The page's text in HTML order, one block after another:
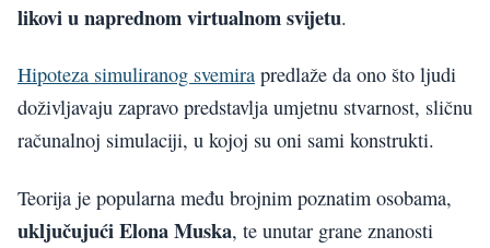
likovi u naprednom virtualnom svijetu.
Hipoteza simuliranog svemira predlaže da ono što ljudi
doživljavaju zapravo predstavlja umjetnu stvarnost, sličnu
računalnoj simulaciji, u kojoj su oni sami konstrukti.
Teorija je popularna među brojnim poznatim osobama,
uključujući Elona Muska, te unutar grane znanosti